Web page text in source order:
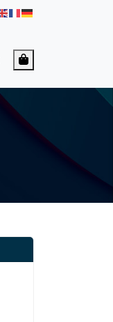
Cart